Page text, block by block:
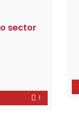
sector
1